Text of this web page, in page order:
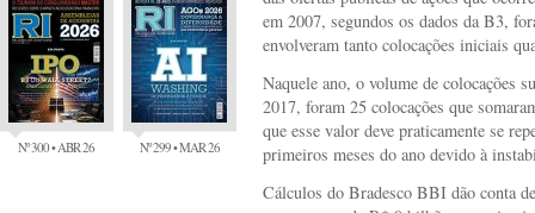
Nº 300 • ABR 26 Nº 299 • MAR 26
em 2007, segundos os dados da B3,
envolveram tanto colocações iniciais
Naquele ano, o volume de colocações
2017, foram 25 colocações que
que esse valor deve praticamente se
primeiros meses do ano devido à
Cálculos do Bradesco BBI dão conta